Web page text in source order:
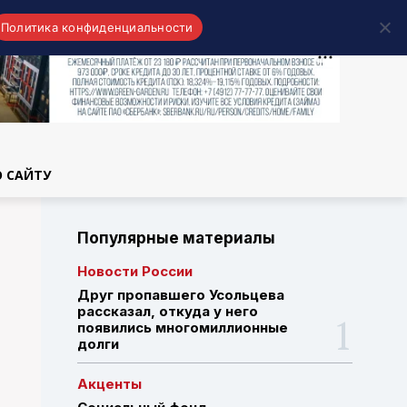
САЙТУ
Популярные материалы
Новости России
Друг пропавшего Усольцева
рассказал, откуда у него
появились многомиллионные
долги
Акценты
Политика конфиденциальности